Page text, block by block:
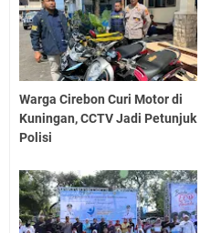
Warga Cirebon Curi Motor di
Kuningan, CCTV Jadi Petunjuk
Polisi